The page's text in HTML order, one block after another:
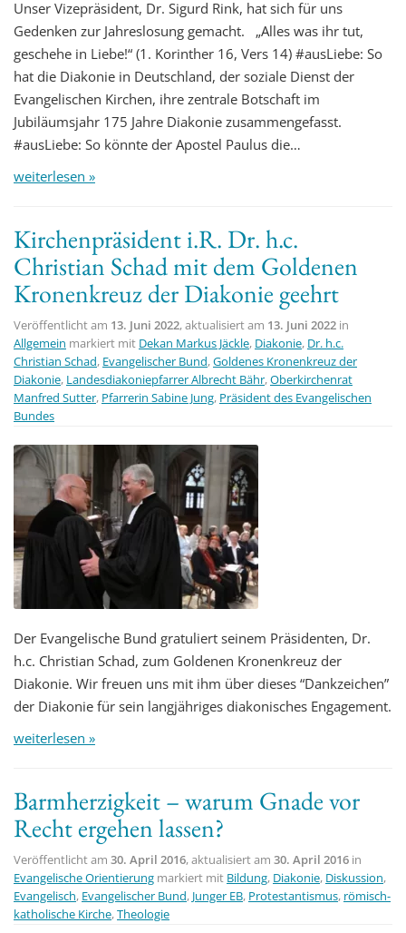
Unser Vizepräsident, Dr. Sigurd Rink, hat sich für uns
Gedenken zur Jahreslosung gemacht. „Alles was ihr tut,
geschehe in Liebe!“ (1. Korinther 16, Vers 14) #ausLiebe: So
hat die Diakonie in Deutschland, der soziale Dienst der
Evangelischen Kirchen, ihre zentrale Botschaft im
Jubiläumsjahr 175 Jahre Diakonie zusammengefasst.
#ausLiebe: So könnte der Apostel Paulus die…
weiterlesen »
Kirchenpräsident i.R. Dr. h.c.
Christian Schad mit dem Goldenen
Kronenkreuz der Diakonie geehrt
Veröffentlicht am 13. Juni 2022, aktualisiert am 13. Juni 2022 in
Allgemein markiert mit Dekan Markus Jäckle, Diakonie, Dr. h.c.
Christian Schad, Evangelischer Bund,Goldenes Kronenkreuz der
Diakonie, Landesdiakoniepfarrer Albrecht Bähr,Oberkirchenrat
Manfred Sutter, Pfarrerin Sabine Jung, Präsident des Evangelischen
Bundes
Der Evangelische Bund gratuliert seinem Präsidenten, Dr.
h.c. Christian Schad, zum Goldenen Kronenkreuz der
Diakonie. Wir freuen uns mit ihm über dieses “Dankzeichen”
der Diakonie für sein langjähriges diakonisches Engagement.
weiterlesen »
Barmherzigkeit – warum Gnade vor
Recht ergehen lassen?
Veröffentlicht am 30. April 2016, aktualisiert am 30. April 2016 in
Evangelische Orientierung markiert mit Bildung, Diakonie, Diskussion,
Evangelisch, Evangelischer Bund, Junger EB, Protestantismus, römisch-
katholische Kirche,Theologie